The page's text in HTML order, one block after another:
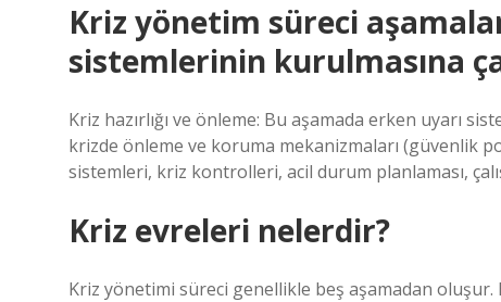
Kriz yönetim süreci
sistemlerinin kurulmasına
Kriz hazırlığı ve önleme: Bu aşamada erken uyarı
krizde önleme ve koruma mekanizmaları (güvenlik
sistemleri, kriz kontrolleri, acil durum planlaması,
Kriz evreleri nelerdir?
Kriz yönetimi süreci genellikle beş aşamadan oluşur.